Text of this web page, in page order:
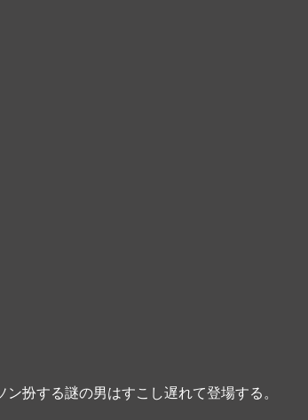
扮する謎の男はすこし遅れて登場する。